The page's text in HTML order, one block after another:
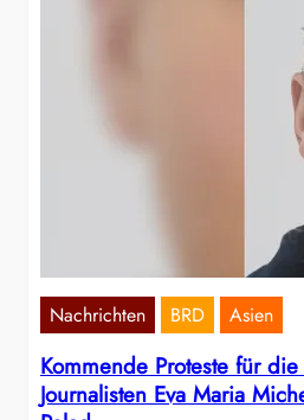
Nachrichten BRD Asien
Kommende Proteste für
Journalisten Eva Maria